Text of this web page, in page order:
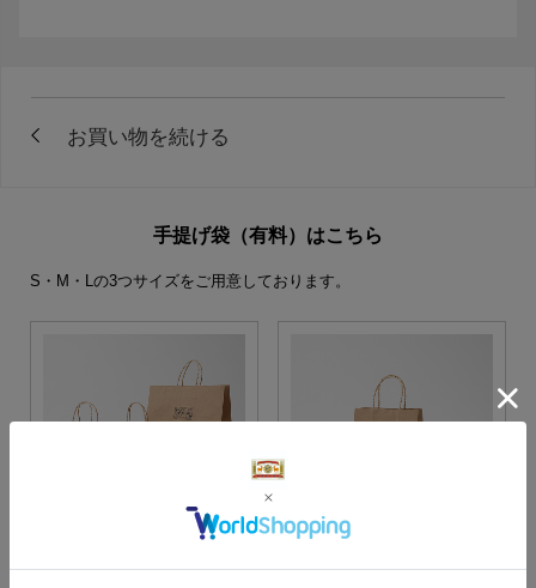
手提げ袋（有料）はこちら
S・M・Lの3つサイズをご用意しております。